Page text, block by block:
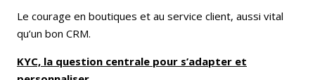
Le courage en boutiques et au service client, aussi vital
qu’un bon CRM.
KYC, la question centrale pour s’adapter et